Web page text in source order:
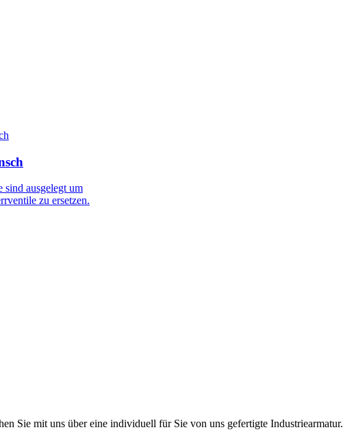
sind ausgelegt um
zu ersetzen.
Sie mit uns über eine individuell für Sie von uns gefertigte Industriearmatur.